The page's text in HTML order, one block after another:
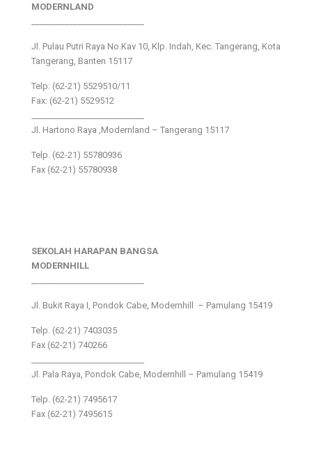
MODERNLAND
Jl. Pulau Putri Raya No.Kav 10, Klp. Indah, Kec. Tangerang, Kota
Tangerang, Banten 15117
Telp: (62-21) 5529510/11
Fax: (62-21) 5529512
Jl. Hartono Raya ,Modernland – Tangerang 15117
Telp. (62-21) 55780936
Fax (62-21) 55780938
SEKOLAH HARAPAN BANGSA
MODERNHILL
Jl. Bukit Raya I, Pondok Cabe, Modernhill – Pamulang 15419
Telp. (62-21) 7403035
Fax (62-21) 740266
Jl. Pala Raya, Pondok Cabe, Modernhill – Pamulang 15419
Telp. (62-21) 7495617
Fax (62-21) 7495615